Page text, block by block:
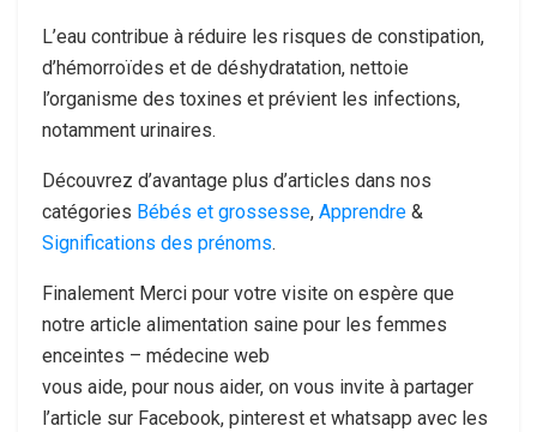
L’eau contribue à réduire les risques de constipation,
d’hémorroïdes et de déshydratation, nettoie
l’organisme des toxines et prévient les infections,
notamment urinaires.
Découvrez d’avantage plus d’articles dans nos
catégories Bébés et grossesse, Apprendre &
Significations des prénoms.
Finalement Merci pour votre visite on espère que
notre article alimentation saine pour les femmes
enceintes – médecine web
vous aide, pour nous aider, on vous invite à partager
l’article sur Facebook, pinterest et whatsapp avec les